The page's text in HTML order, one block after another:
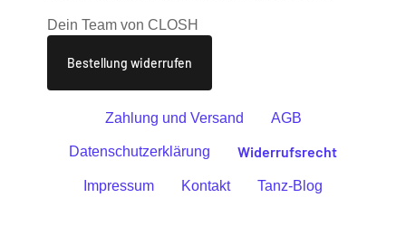
Dein Team von CLOSH
Bestellung widerrufen
Zahlung und Versand AGB
Datenschutzerklärung Widerrufsrecht
Impressum Kontakt Tanz-Blog